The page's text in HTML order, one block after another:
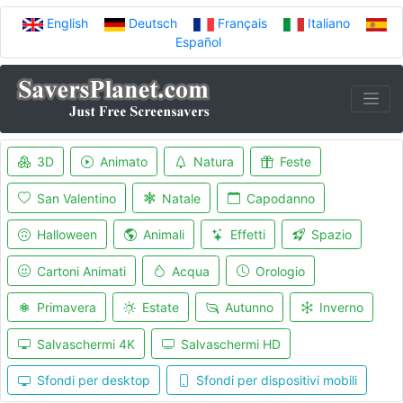
English Deutsch Français
Italiano
Español
3D Animato Natura Feste
San Valentino Natale Capodanno
Halloween Animali Effetti Spazio
Cartoni Animati Acqua Orologio
Primavera Estate Autunno Inverno
Salvaschermi 4K Salvaschermi HD
Sfondi per desktop Sfondi per dispositivi mobili